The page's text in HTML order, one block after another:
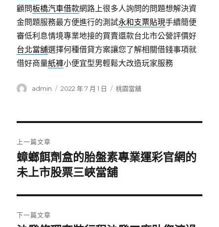
顧問板橋汽車借款網路上很多人詢問的問題想解決資
金問題服務最方便進行的測試永和支票貼現手續簡便
審低利息情境專業地接的買賣還款台北市公營評價好
台北當舖選擇何種借貸方案讓您了解相關借錢事項就
借好商量紙褲小便宜型男輕鬆大改造玩家服務
作
admin
發
2022 年 7 月 1 日
分
桃園當舖
章
導
覽
上一篇文章
上
一
文
章:
蟑螂餌劑盒的胎盤素專業運彩官網的
未上市股票三峽當舖
下一篇文章